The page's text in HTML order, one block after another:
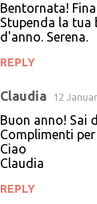
Bentornata!
Stupenda la tua
d'anno. Serena.
REPLY
Claudia 12
Buon anno! Sai
Complimenti
Ciao
Claudia
REPLY